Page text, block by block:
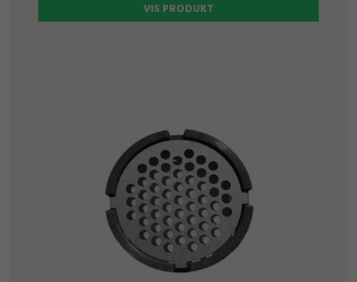
VIS PRODUKT